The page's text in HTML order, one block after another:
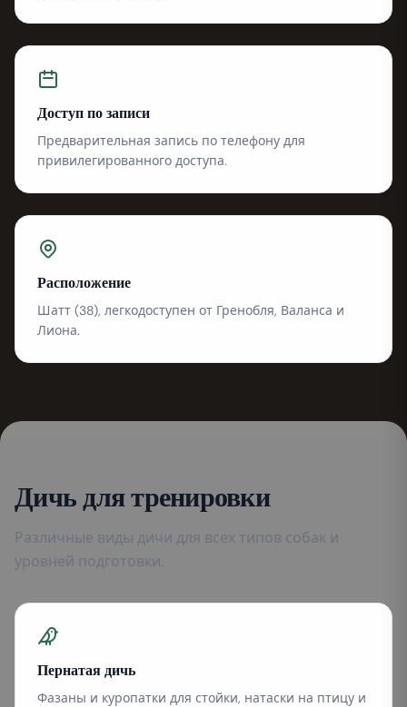
Доступ по записи
Предварительная запись по телефону для
привилегированного доступа.
Расположение
Шатт (38), легкодоступен от Гренобля, Валанса и
Лиона.
Дичь для тренировки
Различные виды дичи для всех типов собак и
уровней подготовки.
Пернатая дичь
Фазаны и куропатки для стойки, натаски на птицу и